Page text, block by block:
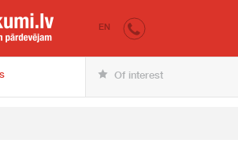
iepirkumi.lv
EN
Of interest